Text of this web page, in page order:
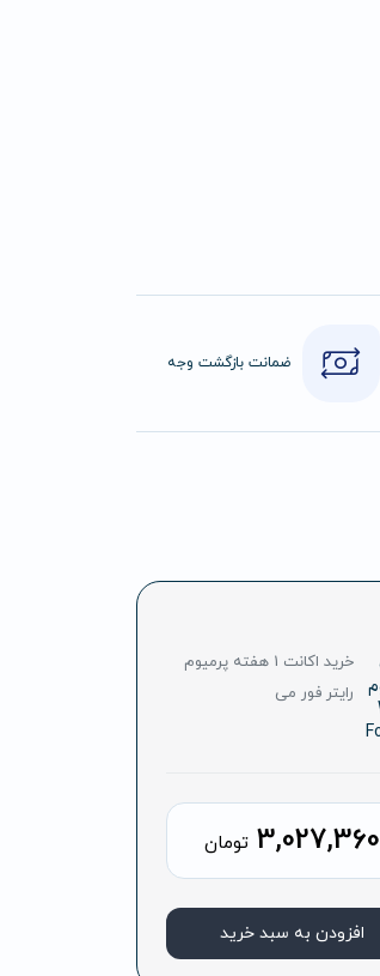
ضمانت بازگشت وجه
خرید اکانت 1 هفته پرمیوم
رایتر فور می
3,027,360 تومان
افزودن به سبد خرید